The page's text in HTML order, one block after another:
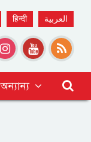
हिन्दी العربية
অন্যান্য